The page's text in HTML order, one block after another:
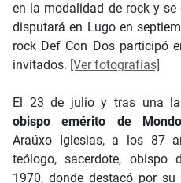
en la modalidad de rock y
disputará en Lugo en
rock Def Con Dos participó
invitados. [Ver fotografías]
El 23 de julio y tras una
obispo emérito de
Araúxo Iglesias, a los 87
teólogo, sacerdote, obispo
1970, donde destacó por